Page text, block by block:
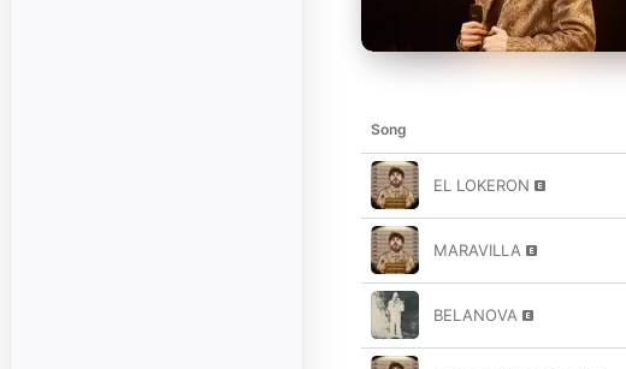
Song
EL LOKERON
MARAVILLA
BELANOVA